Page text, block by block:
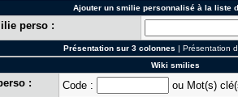
Ajouter un smilie personnalisé à la liste
perso :
Présentation sur 3 colonnes | Présentation
Wiki smilies
: Code : ou Mot(s)